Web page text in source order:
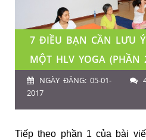
7 ĐIỀU BẠN CẦN LƯU
MỘT HLV YOGA (PHẦN
NGÀY ĐĂNG: 05-01-
2017
Tiếp theo phần 1 của bài